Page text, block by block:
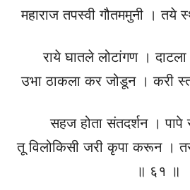
महाराज तपस्वी गौतममुनी । तये
राये घातले लोटांगण ।
उभा ठाकला कर जोडून । करी
सहज होता संतदर्शन । पापे
तू विलोकिसी जरी कृपा करून ।
॥ ६१ ॥